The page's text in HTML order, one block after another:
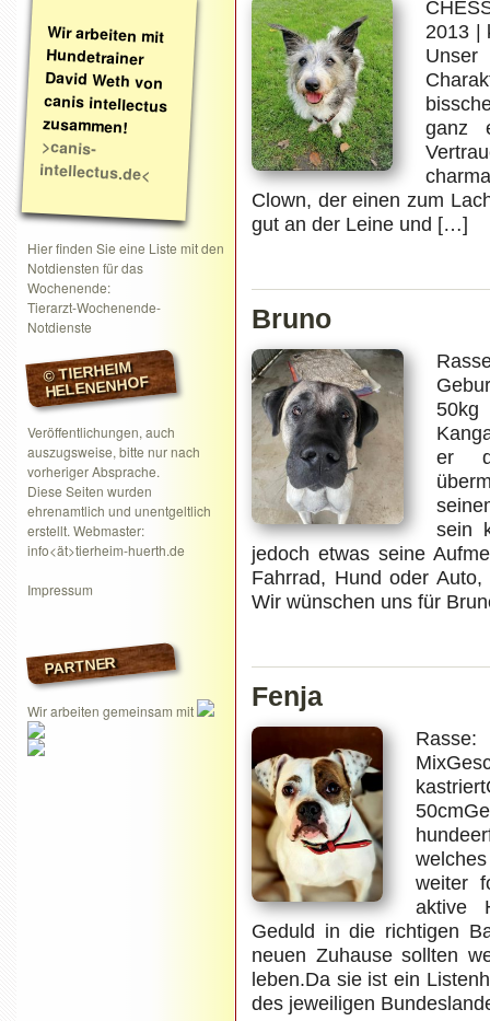
Wir arbeiten mit
Hundetrainer
David Weth von
canis intellectus
zusammen!
>canis-
intellectus.de<
Hier finden Sie eine Liste mit den
Notdiensten für das
Wochenende:
Tierarzt-Wochenende-
Notdienste
© TIERHEIM
HELENENHOF
Veröffentlichungen, auch
auszugsweise, bitte nur nach
vorheriger Absprache.
Diese Seiten wurden
ehrenamtlich und unentgeltlich
erstellt. Webmaster:
info<ät>tierheim-huerth.de
Impressum
PARTNER
Wir arbeiten gemeinsam mit
2013 |
ganz
Clown, der einen zum
gut an der Leine und […]
Bruno
50kg
er
sein
jedoch etwas seine
Fahrrad, Hund oder
Wir wünschen uns für
Fenja
weiter
aktive
Geduld in die richtigen
neuen Zuhause sollten
leben.Da sie ist ein
des jeweiligen